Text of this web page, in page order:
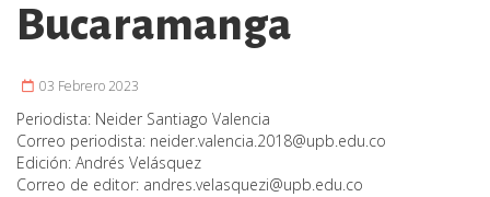
Bucaramanga
03 Febrero 2023
Periodista: Neider Santiago Valencia
Correo periodista: neider.valencia.2018@upb.edu.co
Edición: Andrés Velásquez
Correo de editor: andres.velasquezi@upb.edu.co